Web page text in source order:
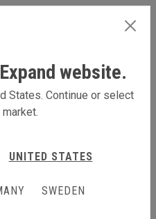
website.
States. Continue or select
UNITED STATES
SWEDEN